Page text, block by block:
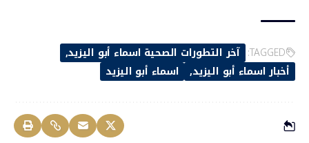
TAGGED: آخر التطورات الصحية اسماء أبو اليزيد
أخبار اسماء أبو اليزيد
اسماء أبو اليزيد